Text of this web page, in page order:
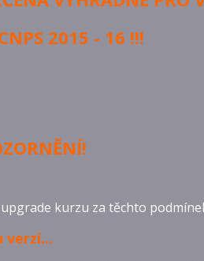
2015 - 16 !!!
kurzu za těchto
verzí...